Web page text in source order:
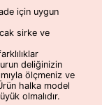
için uygun
sirke ve
deliğinizin
ölçmeniz ve
halka model
olmalıdır.